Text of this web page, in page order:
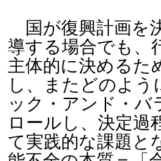
国が復興計画を
導する場合でも、
主体的に決めるた
し、またどのよ
ック・アンド・
ロールし、決定
て実践的な課題と